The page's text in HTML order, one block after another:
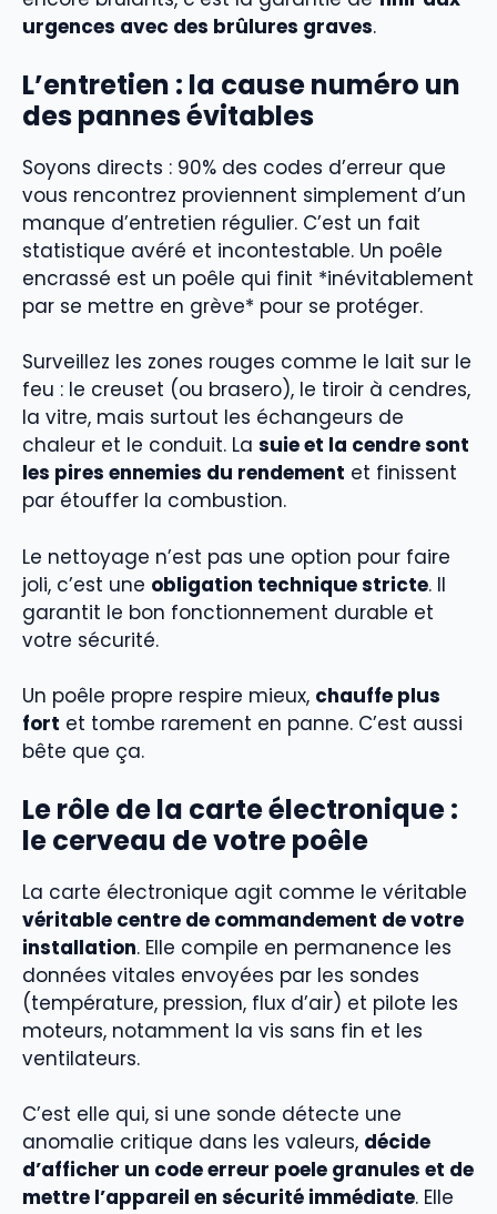
urgences avec des brûlures graves.
L’entretien : la cause numéro un
des pannes évitables
Soyons directs : 90% des codes d’erreur que
vous rencontrez proviennent simplement d’un
manque d’entretien régulier. C’est un fait
statistique avéré et incontestable. Un poêle
encrassé est un poêle qui finit *inévitablement
par se mettre en grève* pour se protéger.
Surveillez les zones rouges comme le lait sur le
feu : le creuset (ou brasero), le tiroir à cendres,
la vitre, mais surtout les échangeurs de
chaleur et le conduit. La suie et la cendre sont
les pires ennemies du rendement et finissent
par étouffer la combustion.
Le nettoyage n’est pas une option pour faire
joli, c’est une obligation technique stricte. Il
garantit le bon fonctionnement durable et
votre sécurité.
Un poêle propre respire mieux, chauffe plus
fort et tombe rarement en panne. C’est aussi
bête que ça.
Le rôle de la carte électronique :
le cerveau de votre poêle
La carte électronique agit comme le véritable
véritable centre de commandement de votre
installation. Elle compile en permanence les
données vitales envoyées par les sondes
(température, pression, flux d’air) et pilote les
moteurs, notamment la vis sans fin et les
ventilateurs.
C’est elle qui, si une sonde détecte une
anomalie critique dans les valeurs, décide
d’afficher un code erreur poele granules et de
mettre l’appareil en sécurité immédiate. Elle